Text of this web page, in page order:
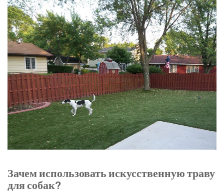
Зачем использовать искусственную траву
для собак?